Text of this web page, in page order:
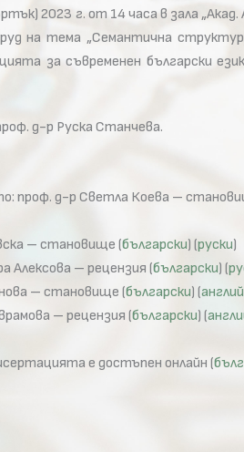
2023 г. от 14 часа в зала
на тема „Семантична
за съвременен български
д-р Руска Станчева.
проф. д-р Светла Коева –
– становище (български) (руски)
Алексова – рецензия (български) (
– становище (български) (
– рецензия (български) (
е достъпен онлайн (